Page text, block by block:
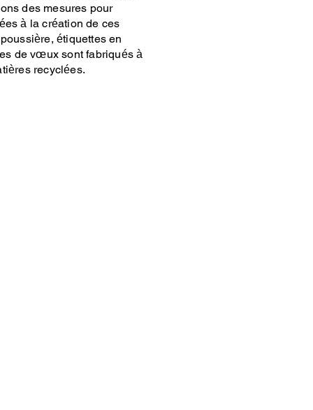
des mesures pour
à la création de ces
étiquettes en
de vœux sont fabriqués à
recyclées.